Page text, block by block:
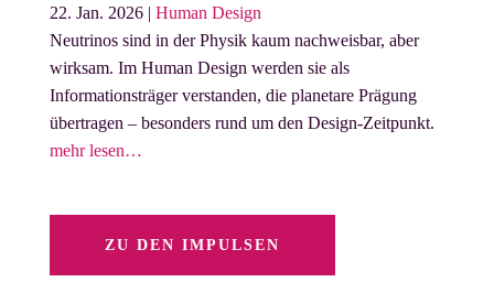
22. Jan. 2026| Human Design
Neutrinos sind in der Physik kaum nachweisbar, aber
wirksam. Im Human Design werden sie als
Informationsträger verstanden, die planetare Prägung
übertragen – besonders rund um den Design-Zeitpunkt.
mehr lesen…
ZU DEN IMPULSEN